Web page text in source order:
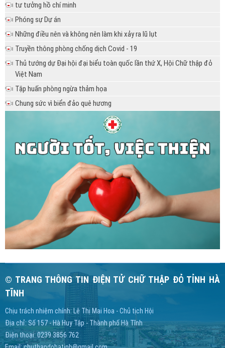
tư tưởng hồ chí minh
Phóng sự Dự án
Những điều nên và không nên làm khi xảy ra lũ lụt
Truyền thông phòng chống dịch Covid - 19
Thủ tướng dự Đại hội đại biểu toàn quốc lần thứ X, Hội Chữ thập đỏ
Việt Nam
Tập huấn phòng ngừa thảm họa
Chung sức vì biển đảo quê hương
© TRANG THÔNG TIN ĐIỆN TỬ CHỮ THẬP ĐỎ TỈNH HÀ
TĨNH
Chịu trách nhiệm chính: Lê Thị Mai Hoa - Chủ tịch Hội
Địa chỉ: Số 157 - Hà Huy Tập - Thành phố Hà Tĩnh
Điện thoại: 0239 3856 762